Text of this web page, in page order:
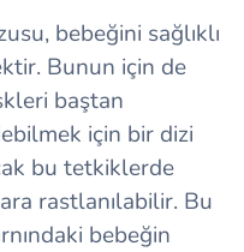
bebeğini sağlıklı
Bunun için de
baştan
için bir dizi
bu tetkiklerde
rastlanılabilir. Bu
bebeğin